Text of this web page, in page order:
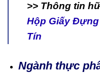
>> Thông tin
Hộp Giấy
Tín
Ngành thực